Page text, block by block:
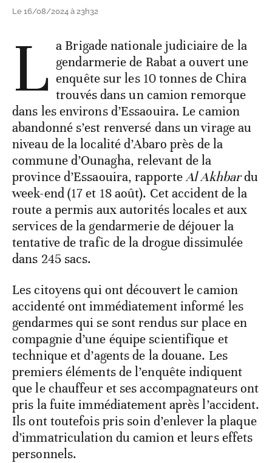
Le 16/08/2024 à 23h32
L a Brigade nationale judiciaire de la
gendarmerie de Rabat a ouvert une
enquête sur les 10 tonnes de Chira
trouvés dans un camion remorque
dans les environs d’Essaouira. Le camion
abandonné s’est renversé dans un virage au
niveau de la localité d’Abaro près de la
commune d’Ounagha, relevant de la
province d’Essaouira, rapporteAl Akhbardu
week-end (17 et 18 août). Cet accident de la
route a permis aux autorités locales et aux
services de la gendarmerie de déjouer la
tentative de trafic de la drogue dissimulée
dans 245 sacs.
Les citoyens qui ont découvert le camion
accidenté ont immédiatement informé les
gendarmes qui se sont rendus sur place en
compagnie d’une équipe scientifique et
technique et d’agents de la douane. Les
premiers éléments de l’enquête indiquent
que le chauffeur et ses accompagnateurs ont
pris la fuite immédiatement après l’accident.
Ils ont toutefois pris soin d’enlever la plaque
d’immatriculation du camion et leurs effets
personnels.